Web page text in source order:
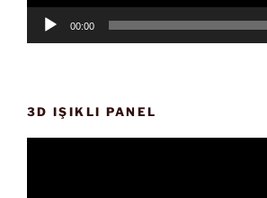
00:00
3D IŞIKLI PANEL